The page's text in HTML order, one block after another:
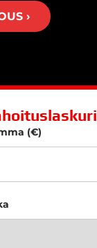
›
(€)